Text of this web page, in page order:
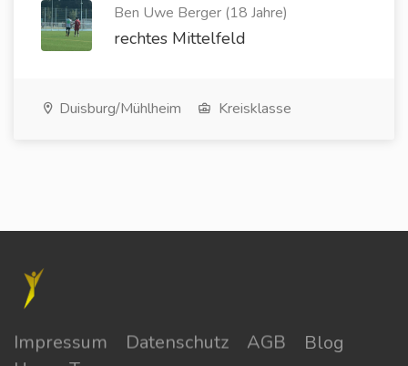
Ben Uwe Berger (18 Jahre)
rechtes Mittelfeld
Duisburg/Mühlheim Kreisklasse
Impressum Datenschutz AGB
Blog